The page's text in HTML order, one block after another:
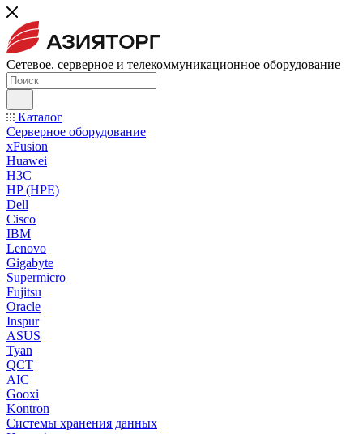
Сетевое. серверное и телекоммуникационное оборудование
Каталог
Серверное оборудование
xFusion
Huawei
H3C
HP (HPE)
Dell
Cisco
IBM
Lenovo
Gigabyte
Supermicro
Fujitsu
Oracle
Inspur
ASUS
Tyan
QCT
AIC
Gooxi
Kontron
Системы хранения данных